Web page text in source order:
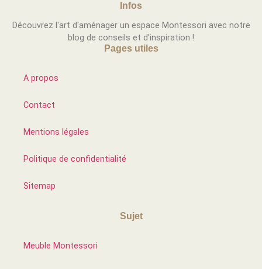
Infos
Découvrez l'art d'aménager un espace Montessori avec notre
blog de conseils et d'inspiration !
Pages utiles
A propos
Contact
Mentions légales
Politique de confidentialité
Sitemap
Sujet
Meuble Montessori